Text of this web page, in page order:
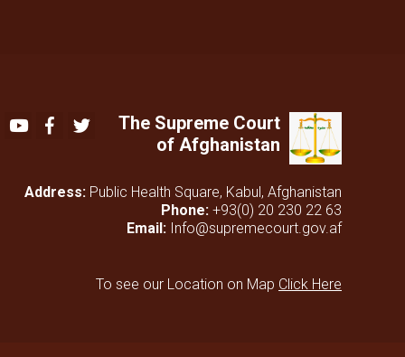
The Supreme Court
of Afghanistan
YoutubeFacebookTwitter
Address: Public Health Square, Kabul, Afghanistan
Phone: +93(0) 20 230 22 63
Email: Info@supremecourt.gov.af
To see our Location on Map Click Here